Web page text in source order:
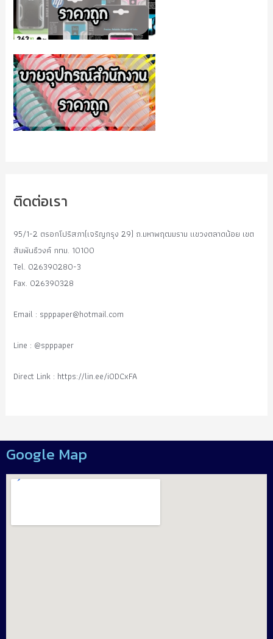
ติดต่อเรา
95/1-2 ตรอกโปริสภา(เจริญกรุง 29) ถ.มหาพฤฒมราม แขวงตลาดน้อย เขต
สัมพันธืวงค์ กทม. 10100
Tel. 026390280-3
Fax. 026390328
Email : spppaper@hotmail.com
Line : @spppaper
Direct Link : https://lin.ee/i0DCxFA
Google Map